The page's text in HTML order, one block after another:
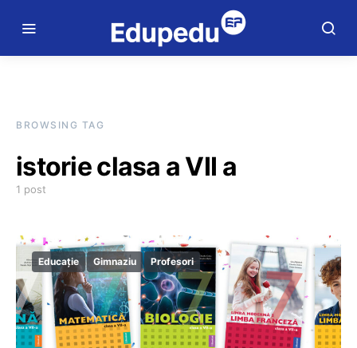
BROWSING TAG
istorie clasa a VII a
1 post
Educație Gimnaziu Profesori